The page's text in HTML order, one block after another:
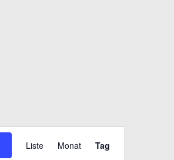
Liste Monat Tag